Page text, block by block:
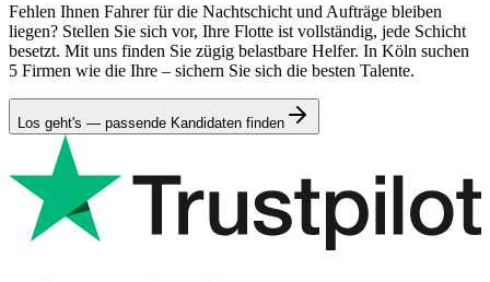
Fehlen Ihnen Fahrer für die Nachtschicht und Aufträge bleiben
liegen? Stellen Sie sich vor, Ihre Flotte ist vollständig, jede Schicht
besetzt. Mit uns finden Sie zügig belastbare Helfer. In Köln suchen
5 Firmen wie die Ihre – sichern Sie sich die besten Talente.
Los geht's — passende Kandidaten finden